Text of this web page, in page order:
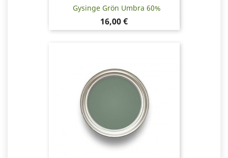
Gysinge Grön Umbra 60%
Pris
16,00 €